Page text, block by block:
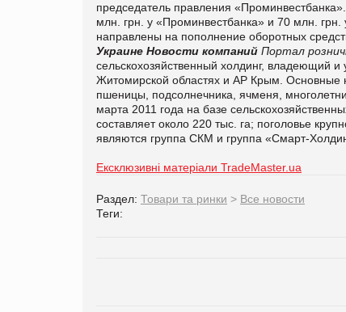
председатель правления «Проминвестбанка».
млн. грн. у «Проминвестбанка» и 70 млн.
направлены на пополнение оборотных
Украине Новости компаний Портал
сельскохозяйственный холдинг, владеющий
Житомирской областях и АР Крым. Основные
пшеницы, подсолнечника, ячменя,
марта 2011 года на базе
составляет около 220 тыс. га; поголовье
являются группа СКМ и группа «Смарт-
Ексклюзивні матеріали TradeMaster.ua
Раздел: Товари та ринки > Все новости
Теги: